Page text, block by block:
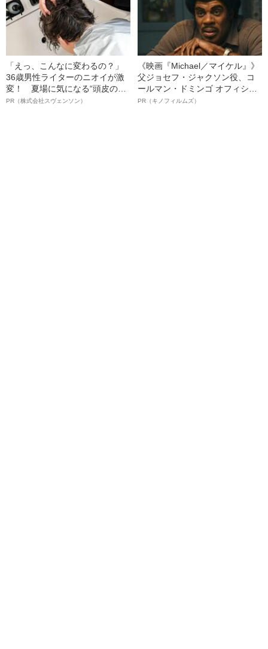
「えっ、こんなに変わるの？」
36歳男性ライターのニオイが激
変！ 夏場に気になる“頭皮のニ
オイ”や“ベタつき”を解消す
PR（株式会社スヴェンソン）
《映画『Michael／マイケル』》
父ジョセフ・ジャクソン役、コ
ールマン・ドミンゴ オフィシャ
ルインタビュー“観客を魅了した
PR（キノフィルムズ）